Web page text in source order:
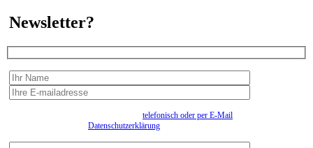
Newsletter?
telefonisch oder per E-Mail
Datenschutzerklärung